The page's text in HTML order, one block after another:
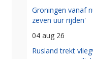
Groningen vanaf
zeven uur rijden'
04 aug 26
Rusland trekt